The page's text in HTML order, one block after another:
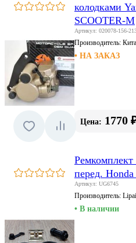
колодками
SCOOTER-M
Артикул: 020078-156-
Производитель:
• НА ЗАКАЗ
Цена: 1770
Ремкомплект
перед.
Артикул: UG6745
Производитель: Lipai
• В наличии